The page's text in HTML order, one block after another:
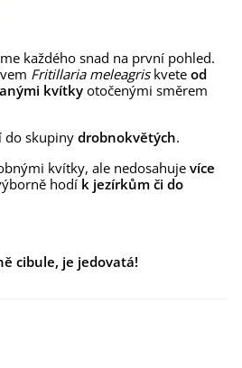
každého snad na první pohled.
Fritillaria meleagriskvete od
kvítkyotočenými směrem
do skupinydrobnokvětých.
kvítky, ale nedosahuje více
hodí k jezírkům či do
cibule, je jedovatá!